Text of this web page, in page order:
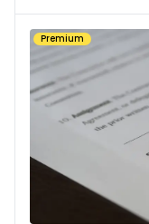
aangepakt moet
daarvoor echter
Premium